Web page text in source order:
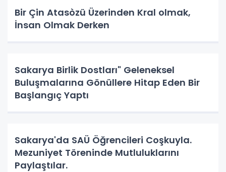
Bir Çin Atasòzü Üzerinden Kral olmak,
İnsan Olmak Derken
Sakarya Birlik Dostları" Geleneksel
Buluşmalarına Gönüllere Hitap Eden Bir
Başlangıç Yaptı
Sakarya'da SAÜ Öğrencileri Coşkuyla.
Mezuniyet Töreninde Mutluluklarını
Paylaştılar.